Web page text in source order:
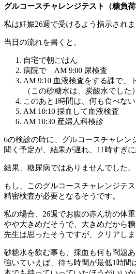
グルコースチャレンジテスト（糖負荷
私は妊娠26週で受けるよう指示されま
当日の流れを書くと、
自宅で朝ごはん
病院で AM 9:00 尿検査
AM 9:10 血液検査をする課で、
（この砂糖水は、炭酸水でした）
このあと1時間は、何も食べな
AM 10:10 採血して血液検査
AM 10:30 産婦人科検診
6の検診の時に、グルコースチャレ
聞く予定が、結果が遅れ、11時すぎに
結果、糖尿病ではありませんでした。
もし、このグルコースチャレンジテ
精密検査が必要となるそうです。
私の場合、26週でお腹の赤ん坊の体
やや大きめだそうで、大きめだから
先生は思ったそうですが、クリアしま
砂糖水を飲む事も、採血も何も問題あ
強いていえば、待ち時間が最低1時間